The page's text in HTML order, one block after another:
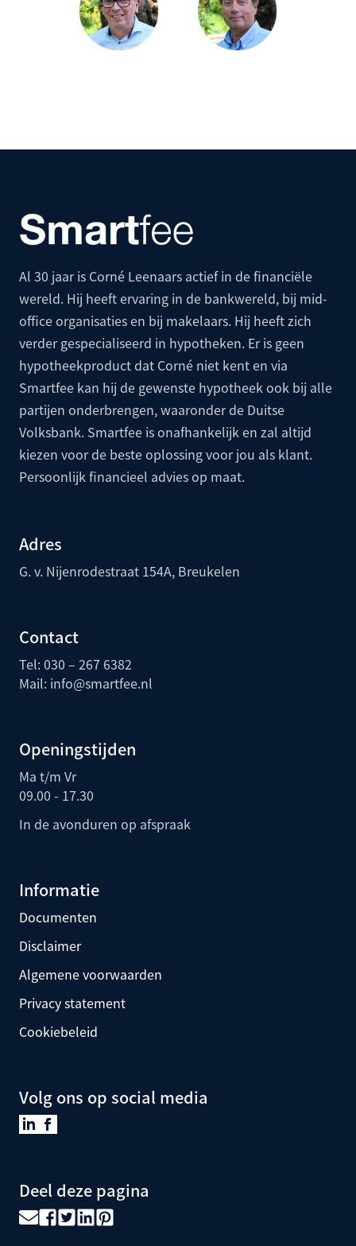
Al 30 jaar is Corné Leenaars actief in de financiële
wereld. Hij heeft ervaring in de bankwereld, bij mid-
office organisaties en bij makelaars. Hij heeft zich
verder gespecialiseerd in hypotheken. Er is geen
hypotheekproduct dat Corné niet kent en via
Smartfee kan hij de gewenste hypotheek ook bij alle
partijen onderbrengen, waaronder de Duitse
Volksbank. Smartfee is onafhankelijk en zal altijd
kiezen voor de beste oplossing voor jou als klant.
Persoonlijk financieel advies op maat.
Adres
G. v. Nijenrodestraat 154A, Breukelen
Contact
Tel: 030 – 267 6382
Mail: info@smartfee.nl
Openingstijden
Ma t/m Vr
09.00 - 17.30
In de avonduren op afspraak
Informatie
Documenten
Disclaimer
Algemene voorwaarden
Privacy statement
Cookiebeleid
Volg ons op social media
Deel deze pagina